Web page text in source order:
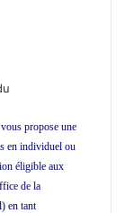
propose une
en individuel ou
éligible aux
de la
en tant